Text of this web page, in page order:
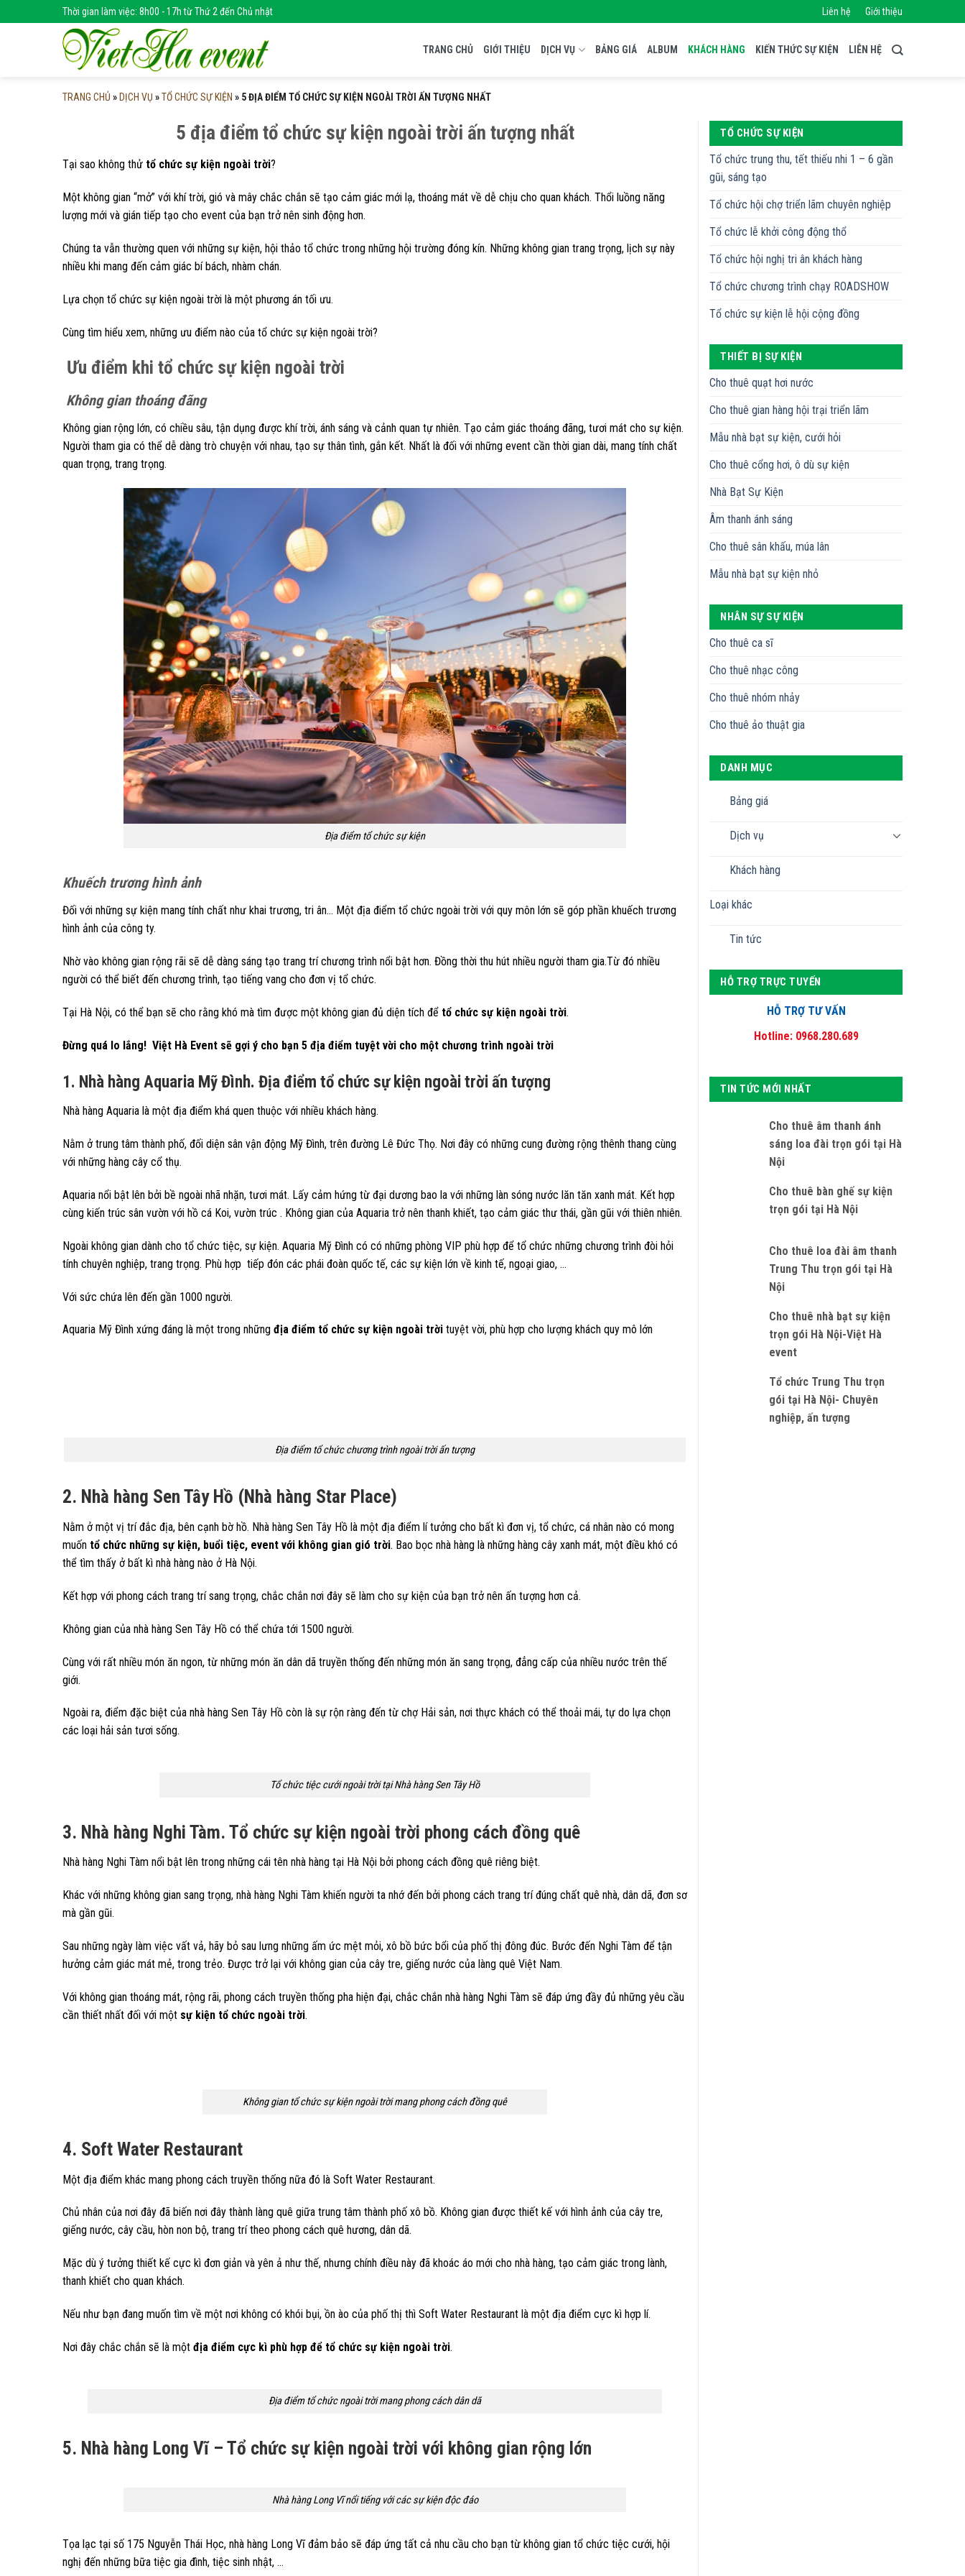
to
Thời gian làm việc: 8h00 - 17h từ Thứ 2 đến Chủ nhật Liên hệ Giới thiệu
TRANG CHỦ GIỚI THIỆU DỊCH VỤ BẢNG GIÁ ALBUM KHÁCH HÀNG KIẾN THỨC SỰ KIỆN LIÊN HỆ
TRANG CHỦ » DỊCH VỤ »TỔ CHỨC SỰ KIỆN » 5 ĐỊA ĐIỂM TỔ CHỨC SỰ KIỆN NGOÀI TRỜI ẤN TƯỢNG NHẤT
5 địa điểm tổ chức sự kiện ngoài trời ấn tượng nhất
Tại sao không thử tổ chức sự kiện ngoài trời?
Một không gian “mở” với khí trời, gió và mây chắc chắn sẽ tạo cảm giác mới lạ, thoáng mát về dễ chịu cho quan khách. Thổi luồng năng
lượng mới và gián tiếp tạo cho event của bạn trở nên sinh động hơn.
Chúng ta vẫn thường quen với những sự kiện, hội thảo tổ chức trong những hội trường đóng kín. Những không gian trang trọng, lịch sự này
nhiều khi mang đến cảm giác bí bách, nhàm chán.
Lựa chọn tổ chức sự kiện ngoài trời là một phương án tối ưu.
Cùng tìm hiểu xem, những ưu điểm nào của tổ chức sự kiện ngoài trời?
Ưu điểm khi tổ chức sự kiện ngoài trời
Không gian thoáng đãng
Không gian rộng lớn, có chiều sâu, tận dụng được khí trời, ánh sáng và cảnh quan tự nhiên. Tạo cảm giác thoáng đãng, tươi mát cho sự kiện.
Người tham gia có thể dễ dàng trò chuyện với nhau, tạo sự thân tình, gắn kết. Nhất là đối với những event cần thời gian dài, mang tính chất
quan trọng, trang trọng.
Địa điểm tổ chức sự kiện
Khuếch trương hình ảnh
Đối với những sự kiện mang tính chất như khai trương, tri ân… Một địa điểm tổ chức ngoài trời với quy môn lớn sẽ góp phần khuếch trương
hình ảnh của công ty.
Nhờ vào không gian rộng rãi sẽ dễ dàng sáng tạo trang trí chương trình nổi bật hơn. Đồng thời thu hút nhiều người tham gia.Từ đó nhiều
người có thể biết đến chương trình, tạo tiếng vang cho đơn vị tổ chức.
Tại Hà Nội, có thể bạn sẽ cho rằng khó mà tìm được một không gian đủ diện tích để tổ chức sự kiện ngoài trời.
Đừng quá lo lắng! Việt Hà Event sẽ gợi ý cho bạn 5 địa điểm tuyệt vời cho một chương trình ngoài trời
1. Nhà hàng Aquaria Mỹ Đình. Địa điểm tổ chức sự kiện ngoài trời ấn tượng
Nhà hàng Aquaria là một địa điểm khá quen thuộc với nhiều khách hàng.
Nằm ở trung tâm thành phố, đối diện sân vận động Mỹ Đình, trên đường Lê Đức Thọ. Nơi đây có những cung đường rộng thênh thang cùng
với những hàng cây cổ thụ.
Aquaria nổi bật lên bởi bề ngoài nhã nhặn, tươi mát. Lấy cảm hứng từ đại dương bao la với những làn sóng nước lăn tăn xanh mát. Kết hợp
cùng kiến trúc sân vườn với hồ cá Koi, vườn trúc . Không gian của Aquaria trở nên thanh khiết, tạo cảm giác thư thái, gần gũi với thiên nhiên.
Ngoài không gian dành cho tổ chức tiệc, sự kiện. Aquaria Mỹ Đình có có những phòng VIP phù hợp để tổ chức những chương trình đòi hỏi
tính chuyên nghiệp, trang trọng. Phù hợp tiếp đón các phái đoàn quốc tế, các sự kiện lớn về kinh tế, ngoại giao, …
Với sức chứa lên đến gần 1000 người.
Aquaria Mỹ Đình xứng đáng là một trong những địa điểm tổ chức sự kiện ngoài trời tuyệt vời, phù hợp cho lượng khách quy mô lớn
Địa điểm tổ chức chương trình ngoài trời ấn tượng
2. Nhà hàng Sen Tây Hồ (Nhà hàng Star Place)
Nằm ở một vị trí đắc địa, bên cạnh bờ hồ. Nhà hàng Sen Tây Hồ là một địa điểm lí tưởng cho bất kì đơn vị, tổ chức, cá nhân nào có mong
muốn tổ chức những sự kiện, buổi tiệc, event với không gian gió trời. Bao bọc nhà hàng là những hàng cây xanh mát, một điều khó có
thể tìm thấy ở bất kì nhà hàng nào ở Hà Nội.
Kết hợp với phong cách trang trí sang trọng, chắc chắn nơi đây sẽ làm cho sự kiện của bạn trở nên ấn tượng hơn cả.
Không gian của nhà hàng Sen Tây Hồ có thể chứa tới 1500 người.
Cùng với rất nhiều món ăn ngon, từ những món ăn dân dã truyền thống đến những món ăn sang trọng, đẳng cấp của nhiều nước trên thế
giới.
Ngoài ra, điểm đặc biệt của nhà hàng Sen Tây Hồ còn là sự rộn ràng đến từ chợ Hải sản, nơi thực khách có thể thoải mái, tự do lựa chọn
các loại hải sản tươi sống.
Tổ chức tiệc cưới ngoài trời tại Nhà hàng Sen Tây Hồ
3. Nhà hàng Nghi Tàm. Tổ chức sự kiện ngoài trời phong cách đồng quê
Nhà hàng Nghi Tàm nổi bật lên trong những cái tên nhà hàng tại Hà Nội bởi phong cách đồng quê riêng biệt.
Khác với những không gian sang trọng, nhà hàng Nghi Tàm khiến người ta nhớ đến bởi phong cách trang trí đúng chất quê nhà, dân dã, đơn sơ
mà gần gũi.
Sau những ngày làm việc vất vả, hãy bỏ sau lưng những ấm ức mệt mỏi, xô bồ bức bổi của phố thị đông đúc. Bước đến Nghi Tàm để tận
hưởng cảm giác mát mẻ, trong trẻo. Được trở lại với không gian của cây tre, giếng nước của làng quê Việt Nam.
Với không gian thoáng mát, rộng rãi, phong cách truyền thống pha hiện đại, chắc chắn nhà hàng Nghi Tàm sẽ đáp ứng đầy đủ những yêu cầu
cần thiết nhất đối với một sự kiện tổ chức ngoài trời.
Không gian tổ chức sự kiện ngoài trời mang phong cách đồng quê
4. Soft Water Restaurant
Một địa điểm khác mang phong cách truyền thống nữa đó là Soft Water Restaurant.
Chủ nhân của nơi đây đã biến nơi đây thành làng quê giữa trung tâm thành phố xô bồ. Không gian được thiết kế với hình ảnh của cây tre,
giếng nước, cây cầu, hòn non bộ, trang trí theo phong cách quê hương, dân dã.
Mặc dù ý tưởng thiết kế cực kì đơn giản và yên ả như thế, nhưng chính điều này đã khoác áo mới cho nhà hàng, tạo cảm giác trong lành,
thanh khiết cho quan khách.
Nếu như bạn đang muốn tìm về một nơi không có khói bụi, ồn ào của phố thị thì Soft Water Restaurant là một địa điểm cực kì hợp lí.
Nơi đây chắc chắn sẽ là một địa điểm cực kì phù hợp để tổ chức sự kiện ngoài trời.
Địa điểm tổ chức ngoài trời mang phong cách dân dã
5. Nhà hàng Long Vĩ – Tổ chức sự kiện ngoài trời với không gian rộng lớn
Nhà hàng Long Vĩ nổi tiếng với các sự kiện độc đáo
Tọa lạc tại số 175 Nguyễn Thái Học, nhà hàng Long Vĩ đảm bảo sẽ đáp ứng tất cả nhu cầu cho bạn từ không gian tổ chức tiệc cưới, hội
nghị đến những bữa tiệc gia đình, tiệc sinh nhật, …
TỔ CHỨC SỰ KIỆN
Tổ chức trung thu, tết thiếu nhi 1 – 6 gần
gũi, sáng tạo
Tổ chức hội chợ triển lãm chuyên nghiệp
Tổ chức lễ khởi công động thổ
Tổ chức hội nghị tri ân khách hàng
Tổ chức chương trình chạy ROADSHOW
Tổ chức sự kiện lễ hội cộng đồng
THIẾT BỊ SỰ KIỆN
Cho thuê quạt hơi nước
Cho thuê gian hàng hội trại triển lãm
Mẫu nhà bạt sự kiện, cưới hỏi
Cho thuê cổng hơi, ô dù sự kiện
Nhà Bạt Sự Kiện
Âm thanh ánh sáng
Cho thuê sân khấu, múa lân
Mẫu nhà bạt sự kiện nhỏ
NHÂN SỰ SỰ KIỆN
Cho thuê ca sĩ
Cho thuê nhạc công
Cho thuê nhóm nhảy
Cho thuê ảo thuật gia
DANH MỤC
Bảng giá
Dịch vụ
Khách hàng
Loại khác
Tin tức
HỖ TRỢ TRỰC TUYẾN
HỖ TRỢ TƯ VẤN
Hotline: 0968.280.689
TIN TỨC MỚI NHẤT
Cho thuê âm thanh ánh
sáng loa đài trọn gói tại Hà
Nội
Cho thuê bàn ghế sự kiện
trọn gói tại Hà Nội
Cho thuê loa đài âm thanh
Trung Thu trọn gói tại Hà
Nội
Cho thuê nhà bạt sự kiện
trọn gói Hà Nội-Việt Hà
event
Tổ chức Trung Thu trọn
gói tại Hà Nội- Chuyên
nghiệp, ấn tượng